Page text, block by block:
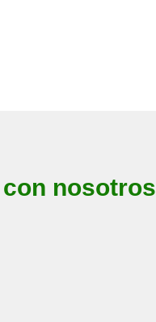
nosotros